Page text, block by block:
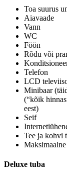
Toa suurus
Aiavaade
Vann
WC
Föön
Rõdu või
Telefon
LCD
Minibaar
(“kõik
eest)
Seif
Tee ja kohvi
Deluxe tuba